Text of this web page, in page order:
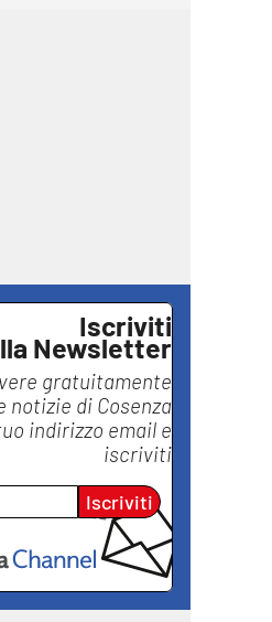
Iscriviti
Newsletter
gratuitamente
notizie di Cosenza
indirizzo email e
iscriviti
Iscriviti